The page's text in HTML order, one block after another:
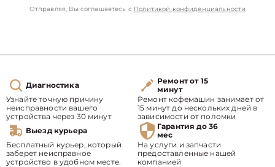
Отправляя, Вы соглашаетесь с Политикой конфиденциальности
Диагностика
Узнайте точную причину
неисправности вашего
устройства через 30 минут
Ремонт от 15
минут
Ремонт кофемашин занимает от
15 минут до нескольких дней в
зависимости от поломки
Выезд курьера
Бесплатный курьер, который
заберет неисправное
устройство в удобном месте.
Гарантия до 36
мес
На услуги и запчасти
предоставленные нашей
компанией